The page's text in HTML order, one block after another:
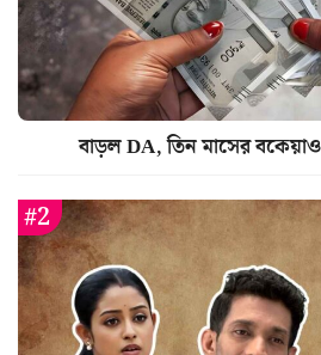
বাড়ল DA, তিন মাসের বকেয়াও